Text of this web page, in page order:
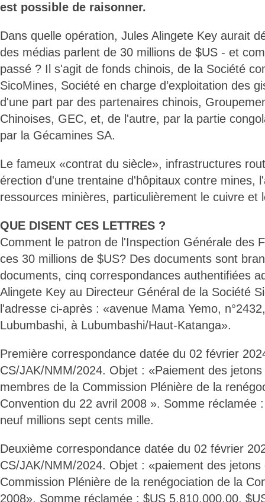
est possible de raisonner.
Dans quelle opération, Jules Alingete Key aurait
des médias parlent de 30 millions de $US - et
passé ? Il s'agit de fonds chinois, de la Société
SicoMines, Société en charge d’exploitation des
d'une part par des partenaires chinois,
Chinoises, GEC, et, de l'autre, par la partie
par la Gécamines SA.
Le fameux «contrat du siècle», infrastructures
érection d'une trentaine d'hôpitaux contre mines,
ressources minières, particulièrement le cuivre et
QUE DISENT CES LETTRES ?
Comment le patron de l'Inspection Générale des
ces 30 millions de $US? Des documents sont
documents, cinq correspondances authentifiées
Alingete Key au Directeur Général de la Société
l'adresse ci-après : «avenue Mama Yemo,
Lubumbashi, à Lubumbashi/Haut-Katanga».
Première correspondance datée du 02 février
CS/JAK/NMM/2024. Objet : «Paiement des
membres de la Commission Plénière de la
Convention du 22 avril 2008 ». Somme réclamée
neuf millions sept cents mille.
Deuxième correspondance datée du 02 février
CS/JAK/NMM/2024. Objet : «paiement des
Commission Plénière de la renégociation de la
2008». Somme réclamée : $US 5.810.000,00,